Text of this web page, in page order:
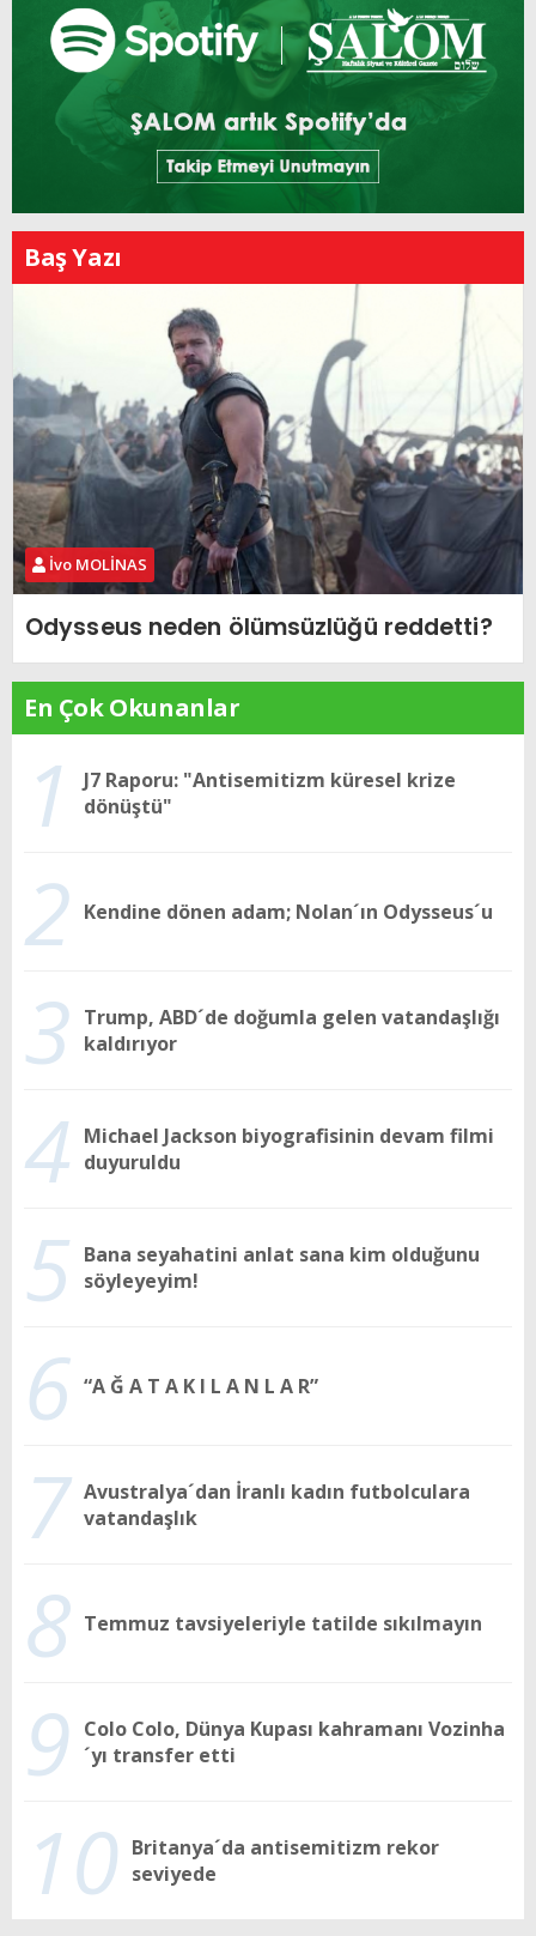
Baş Yazı
İvo MOLİNAS
Odysseus neden ölümsüzlüğü reddetti?
En Çok Okunanlar
1
J7 Raporu: "Antisemitizm küresel krize
dönüştü"
2 Kendine dönen adam; Nolan´ın Odysseus´u
3 Trump, ABD´de doğumla gelen vatandaşlığı
kaldırıyor
4 Michael Jackson biyografisinin devam filmi
duyuruldu
5 Bana seyahatini anlat sana kim olduğunu
söyleyeyim!
6 “A Ğ A T A K I L A N L A R”
7 Avustralya´dan İranlı kadın futbolculara
vatandaşlık
8 Temmuz tavsiyeleriyle tatilde sıkılmayın
9
Colo Colo, Dünya Kupası kahramanı Vozinha
´yı transfer etti
10 Britanya´da antisemitizm rekor
seviyede